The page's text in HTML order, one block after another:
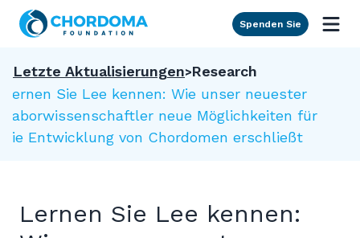
Skip to Main Content
Spenden Sie
Letzte Aktualisierungen Research
Lernen Sie Lee kennen: Wie unser neuester
Laborwissenschaftler neue Möglichkeiten für
die Entwicklung von Chordomen erschließt
Lernen Sie Lee kennen: